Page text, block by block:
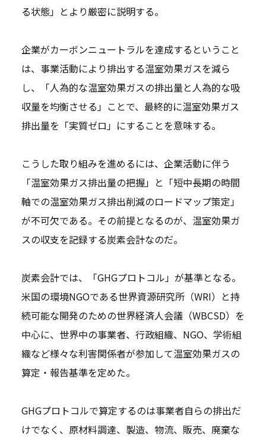
る状態」とより厳密に説明する。
企業がカーボンニュートラルを達成するということ
は、事業活動により排出する温室効果ガスを減ら
し、「人為的な温室効果ガスの排出量と人為的な吸
収量を均衡させる」ことで、最終的に温室効果ガス
排出量を「実質ゼロ」にすることを意味する。
こうした取り組みを進めるには、企業活動に伴う
「温室効果ガス排出量の把握」と「短中長期の時間
軸での温室効果ガス排出削減のロードマップ策定」
が不可欠である。その前提となるのが、温室効果ガ
スの収支を記録する炭素会計なのだ。
炭素会計では、「GHGプロトコル」が基準となる。
米国の環境NGOである世界資源研究所（WRI）と持
続可能な開発のための世界経済人会議（WBCSD）を
中心に、世界中の事業者、行政組織、NGO、学術組
織など様々な利害関係者が参加して温室効果ガスの
算定・報告基準を定めた。
GHGプロトコルで算定するのは事業者自らの排出だ
けでなく、原材料調達、製造、物流、販売、廃棄な